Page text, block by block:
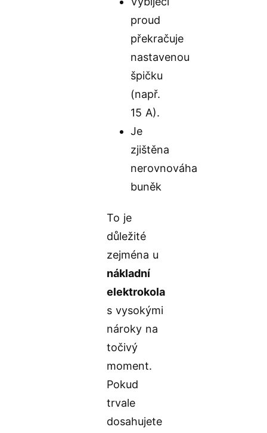
proud
překračuje
nastavenou
špičku
(např.
15 A).
Je
zjištěna
nerovnováha
buněk
To je
důležité
zejména u
nákladní
elektrokola
s vysokými
nároky na
točivý
moment.
Pokud
trvale
dosahujete